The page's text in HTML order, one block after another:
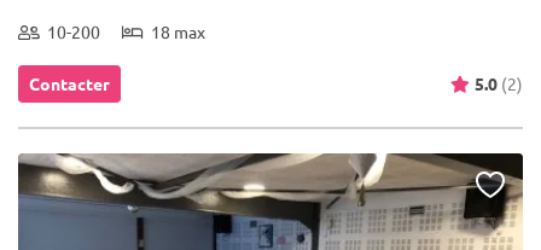
10-200 18 max
Contacter 5.0 (2)